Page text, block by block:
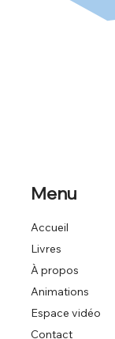
Menu
Accueil
Livres
À propos
Animations
Espace vidéo
Contact